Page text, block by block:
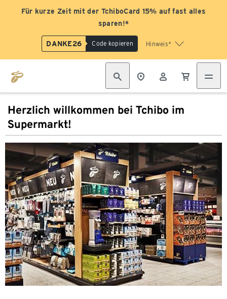
Für kurze Zeit mit der TchiboCard 15% auf fast alles
sparen!*
DANKE26 Code kopieren Hinweis*
Herzlich willkommen bei Tchibo im
Supermarkt!